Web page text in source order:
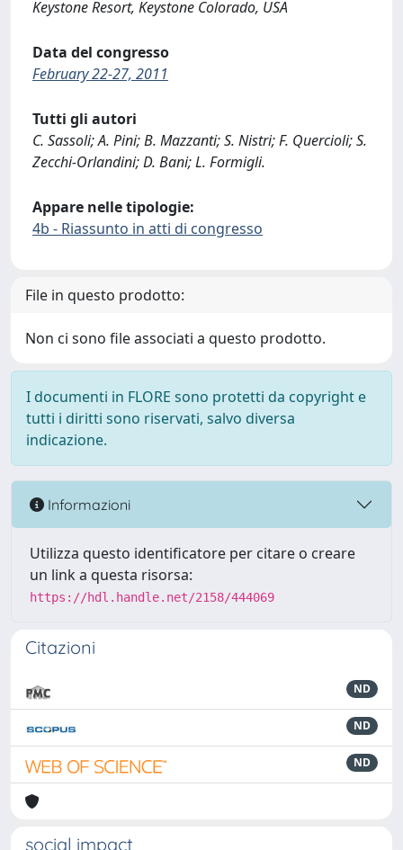
Keystone Resort, Keystone Colorado, USA
Data del congresso
February 22-27, 2011
Tutti gli autori
C. Sassoli; A. Pini; B. Mazzanti; S. Nistri; F. Quercioli; S.
Zecchi-Orlandini; D. Bani; L. Formigli.
Appare nelle tipologie:
4b - Riassunto in atti di congresso
File in questo prodotto:
Non ci sono file associati a questo prodotto.
I documenti in FLORE sono protetti da copyright e
tutti i diritti sono riservati, salvo diversa
indicazione.
Informazioni
Utilizza questo identificatore per citare o creare
un link a questa risorsa:
https://hdl.handle.net/2158/444069
Citazioni
ND
ND
ND
social impact